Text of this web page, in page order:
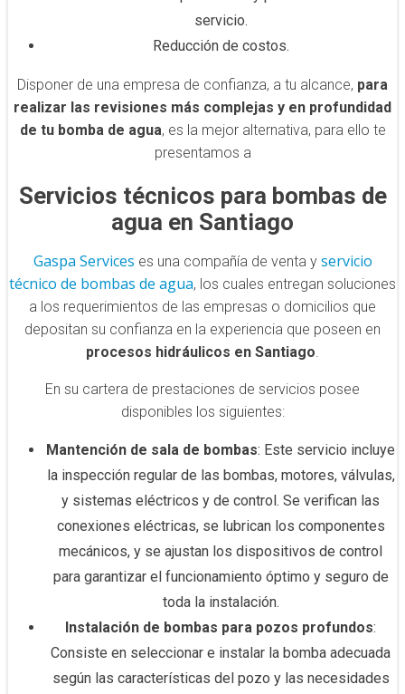
servicio.
Reducción de costos.
Disponer de una empresa de confianza, a tu alcance, para
realizar las revisiones más complejas y en profundidad
de tu bomba de agua, es la mejor alternativa, para ello te
presentamos a
Servicios técnicos para bombas de
agua en Santiago
Gaspa Services es una compañía de venta y servicio
técnico de bombas de agua, los cuales entregan soluciones
a los requerimientos de las empresas o domicilios que
depositan su confianza en la experiencia que poseen en
procesos hidráulicos en Santiago.
En su cartera de prestaciones de servicios posee
disponibles los siguientes:
Mantención de sala de bombas: Este servicio incluye
la inspección regular de las bombas, motores, válvulas,
y sistemas eléctricos y de control. Se verifican las
conexiones eléctricas, se lubrican los componentes
mecánicos, y se ajustan los dispositivos de control
para garantizar el funcionamiento óptimo y seguro de
toda la instalación.
Instalación de bombas para pozos profundos:
Consiste en seleccionar e instalar la bomba adecuada
según las características del pozo y las necesidades